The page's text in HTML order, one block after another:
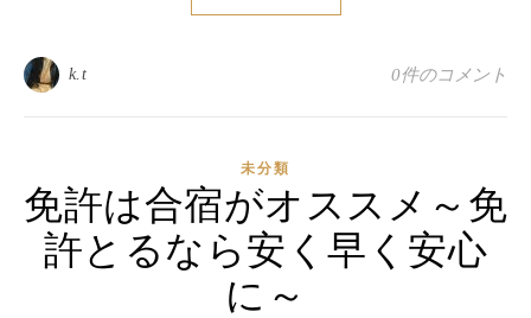
k.t 0件のコメント
未分類
免許は合宿がオススメ～免
許とるなら安く早く安心
に～